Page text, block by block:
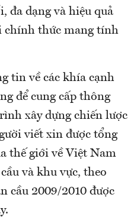
đa dạng và hiệu quả
chính thức mang tính
tin về các khía cạnh
để cung cấp thông
xây dựng chiến lược
viết xin được tổng
thế giới về Việt Nam
và khu vực, theo
cầu 2009/2010 được